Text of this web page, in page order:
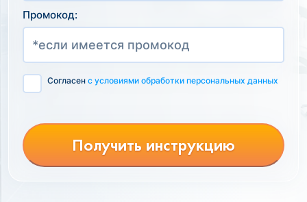
Промокод:
Согласен с условиями обработки персональных данных
Получить инструкцию